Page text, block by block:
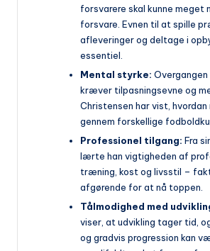
forsvarere skal kunne meget
forsvare. Evnen til at spille
afleveringer og deltage i
essentiel.
Mental styrke:
kræver tilpasningsevne og
Christensen har vist, hvordan
gennem forskellige
Professionel tilgang: Fra
lærte han vigtigheden af
træning, kost og livsstil –
afgørende for at nå toppen.
Tålmodighed med
viser, at udvikling tager tid,
og gradvis progression kan